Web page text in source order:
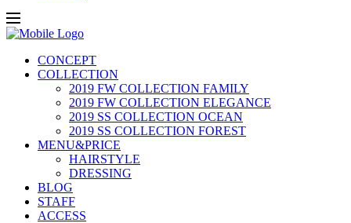
CONCEPT
COLLECTION
2019 FW COLLECTION FAMILY
2019 FW COLLECTION ELEGANCE
2019 SS COLLECTION OCEAN
2019 SS COLLECTION FOREST
MENU&PRICE
HAIRSTYLE
DRESSING
BLOG
STAFF
ACCESS